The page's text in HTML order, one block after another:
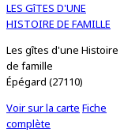
LES GîTES D'UNE
HISTOIRE DE FAMILLE
Les gîtes d'une Histoire
de famille
Épégard (27110)
Voir sur la carte Fiche
complète